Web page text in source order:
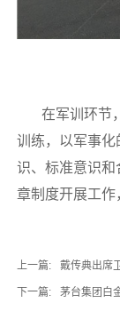
在军训环节
训练，以军事化
识、标准意识
章制度开展工作
上一篇: 戴传典出席
下一篇: 茅台集团白